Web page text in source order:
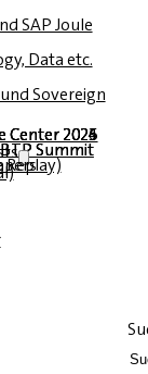
SAP Joule
Data etc.
Sovereign
Center 2026
Center 2025
Center 2024
Center 2023
Replay)